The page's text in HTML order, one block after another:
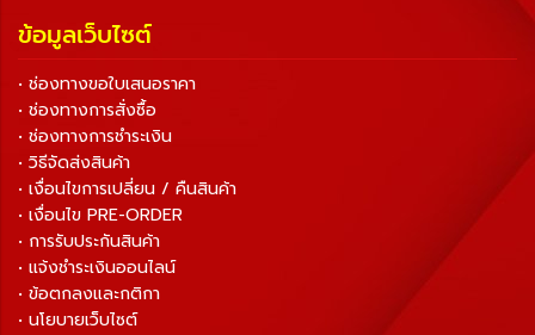
ข้อมูลเว็บไซต์
• ช่องทางขอใบเสนอราคา
• ช่องทางการสั่งซื้อ
• ช่องทางการชำระเงิน
• วิธีจัดส่งสินค้า
• เงื่อนไขการเปลี่ยน / คืนสินค้า
• เงื่อนไข PRE-ORDER
• การรับประกันสินค้า
• แจ้งชำระเงินออนไลน์
• ข้อตกลงและกติกา
• นโยบายเว็บไซต์